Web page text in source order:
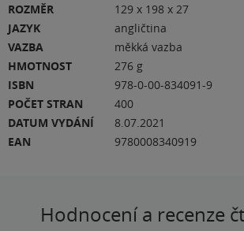
ROZMĚR
129 x 198 x 27
JAZYK
angličtina
VAZBA
měkká vazba
HMOTNOST
276 g
ISBN
978-0-00-834091-9
POČET STRAN
400
DATUM VYDÁNÍ
8.07.2021
EAN
9780008340919
Hodnocení a recenze